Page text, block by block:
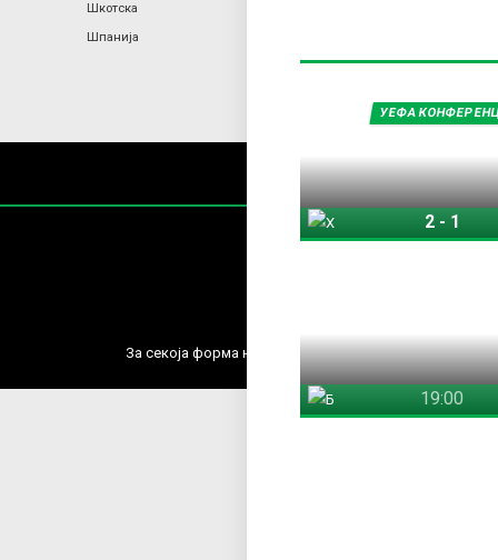
УЕФА
2- 1
19:00
Шкотска
Шпанија
За секоја форма на распространување,